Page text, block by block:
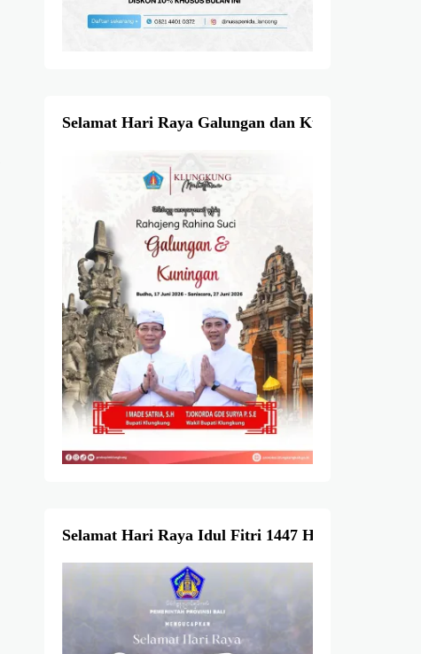
Selamat Hari Raya Galungan dan Kuningan
Selamat Hari Raya Idul Fitri 1447 Hijriah